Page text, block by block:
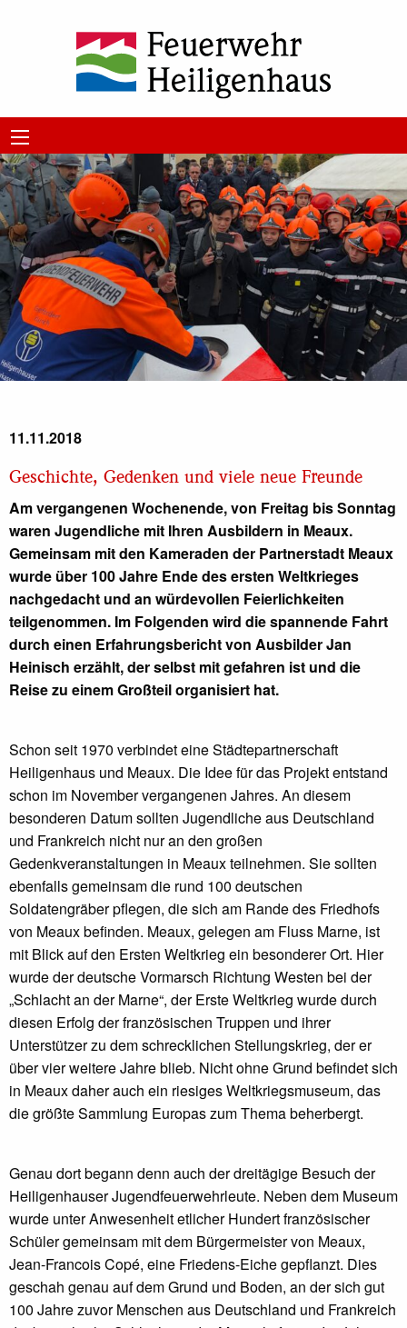
11.11.2018
Geschichte, Gedenken und viele neue Freunde
Am vergangenen Wochenende, von Freitag bis Sonntag
waren Jugendliche mit Ihren Ausbildern in Meaux.
Gemeinsam mit den Kameraden der Partnerstadt Meaux
wurde über 100 Jahre Ende des ersten Weltkrieges
nachgedacht und an würdevollen Feierlichkeiten
teilgenommen. Im Folgenden wird die spannende Fahrt
durch einen Erfahrungsbericht von Ausbilder Jan
Heinisch erzählt, der selbst mit gefahren ist und die
Reise zu einem Großteil organisiert hat.
Schon seit 1970 verbindet eine Städtepartnerschaft
Heiligenhaus und Meaux. Die Idee für das Projekt entstand
schon im November vergangenen Jahres. An diesem
besonderen Datum sollten Jugendliche aus Deutschland
und Frankreich nicht nur an den großen
Gedenkveranstaltungen in Meaux teilnehmen. Sie sollten
ebenfalls gemeinsam die rund 100 deutschen
Soldatengräber pflegen, die sich am Rande des Friedhofs
von Meaux befinden. Meaux, gelegen am Fluss Marne, ist
mit Blick auf den Ersten Weltkrieg ein besonderer Ort. Hier
wurde der deutsche Vormarsch Richtung Westen bei der
„Schlacht an der Marne“, der Erste Weltkrieg wurde durch
diesen Erfolg der französischen Truppen und ihrer
Unterstützer zu dem schrecklichen Stellungskrieg, der er
über vier weitere Jahre blieb. Nicht ohne Grund befindet sich
in Meaux daher auch ein riesiges Weltkriegsmuseum, das
die größte Sammlung Europas zum Thema beherbergt.
Genau dort begann denn auch der dreitägige Besuch der
Heiligenhauser Jugendfeuerwehrleute. Neben dem Museum
wurde unter Anwesenheit etlicher Hundert französischer
Schüler gemeinsam mit dem Bürgermeister von Meaux,
Jean-Francois Copé, eine Friedens-Eiche gepflanzt. Dies
geschah genau auf dem Grund und Boden, an der sich gut
100 Jahre zuvor Menschen aus Deutschland und Frankreich